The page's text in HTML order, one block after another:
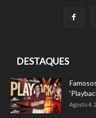
DESTAQUES
Agosto 4,